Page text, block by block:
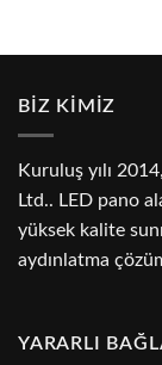
BİZ KİMİZ
Kuruluş yılı
Ltd.. LED pano
yüksek kalite
aydınlatma
YARARLI